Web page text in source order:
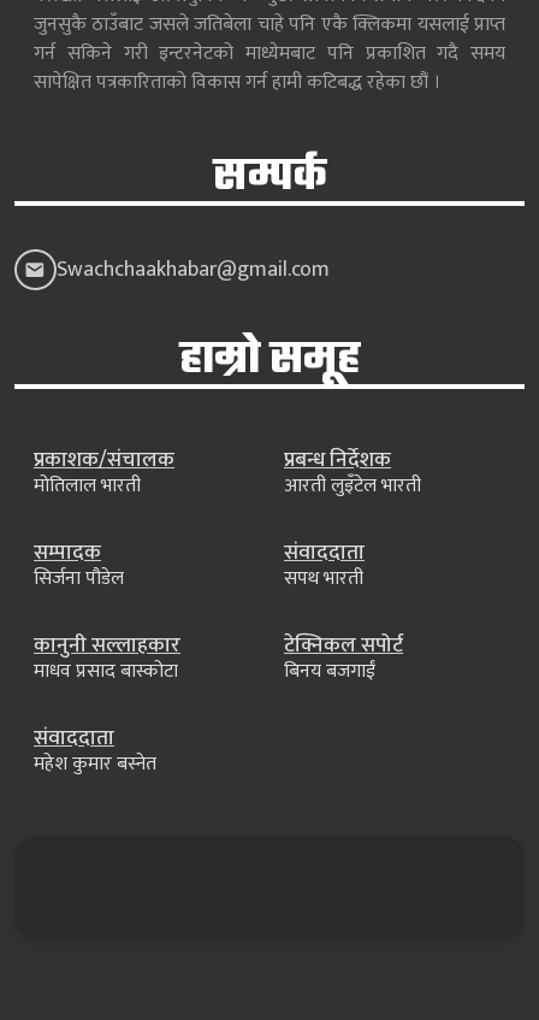
जुनसुकै ठाउँबाट जसले जतिबेला चाहे पनि एकै क्लिकमा यसलाई प्राप्त
गर्न सकिने गरी इन्टरनेटको माध्येमबाट पनि प्रकाशित गदै समय
सापेक्षित पत्रकारिताको विकास गर्न हामी कटिबद्ध रहेका छौं ।
सम्पर्क
Swachchaakhabar@gmail.com
हाम्रो समूह
प्रकाशक/संचालक
मोतिलाल भारती
प्रबन्ध निर्देशक
आरती लुइँटेल भारती
सम्पादक
सिर्जना पौडेल
संवाददाता
सपथ भारती
कानुनी सल्लाहकार
माधव प्रसाद बास्कोटा
टेक्निकल सपोर्ट
बिनय बजगाईं
संवाददाता
महेश कुमार बस्नेत